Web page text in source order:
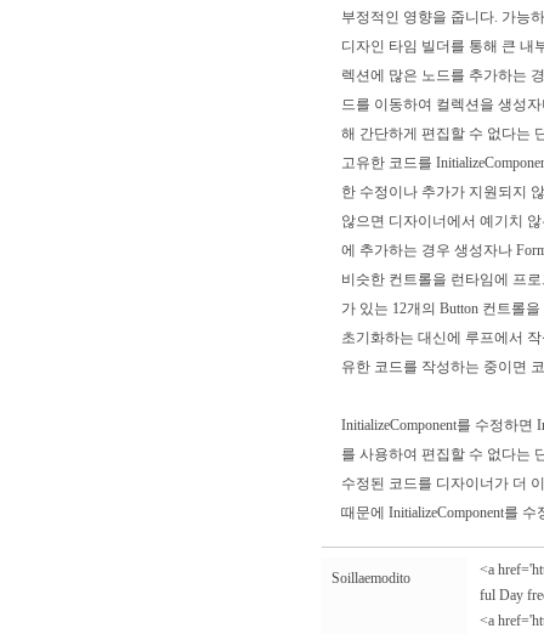
부정적인 영향을 줍니다. 가능
디자인 타임 빌더를 통해 큰 내
렉션에 많은 노드를 추가하는
드를 이동하여 컬렉션을 생성
해 간단하게 편집할 수 없다는
고유한 코드를
한 수정이나 추가가 지원되지
않으면 디자이너에서 예기치
에 추가하는 경우 생성자나
비슷한 컨트롤을 런타임에 프
가 있는 12개의 Button 컨트롤
초기화하는 대신에 루프에서
유한 코드를 작성하는 중이면
InitializeComponent를 수정하
를 사용하여 편집할 수 없다는
수정된 코드를 디자이너가 더
때문에 InitializeComponent를
Soillaemodito
<a
ful Day
<a